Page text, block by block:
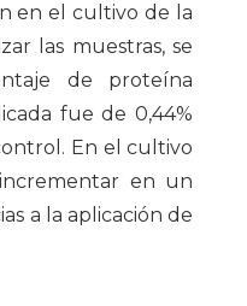
en el cultivo de la
las muestras, se
de proteína
fue de 0,44%
En el cultivo
en un
a la aplicación de